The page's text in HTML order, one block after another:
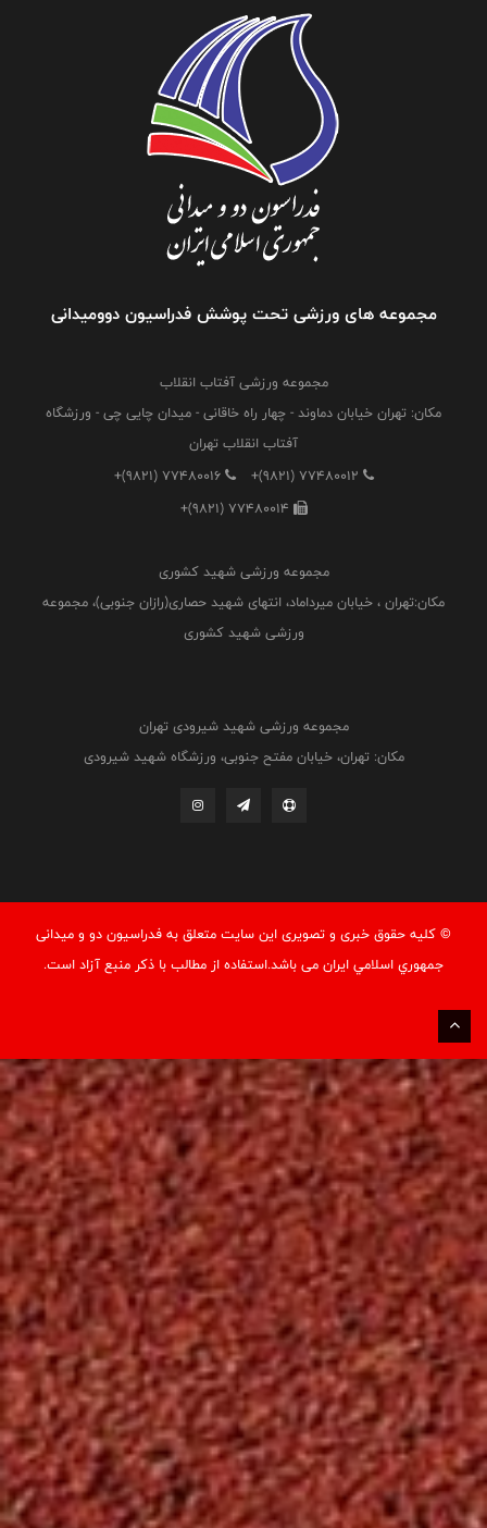
مجموعه های ورزشی تحت پوشش فدراسیون دوومیدانی
مجموعه ورزشی آفتاب انقلاب
مکان: تهران خیابان دماوند - چهار راه خاقانی - میدان چایی چی - ورزشگاه
آفتاب انقلاب تهران
+(9821) 77480012
+(9821) 77480016
+(9821) 77480014
مجموعه ورزشی شهید کشوری
مکان:تهران ، خیابان میرداماد، انتهای شهید حصاری(رازان جنوبی)، مجموعه
ورزشی شهید کشوری
مجموعه ورزشی شهید شیرودی تهران
مکان: تهران، خیابان مفتح جنوبی، ورزشگاه شهید شیرودی
© کليه حقوق خبری و تصويری اين سايت متعلق به فدراسيون دو و میدانی
جمهوري اسلامي ايران می باشد.استفاده از مطالب با ذكر منبع آزاد است.